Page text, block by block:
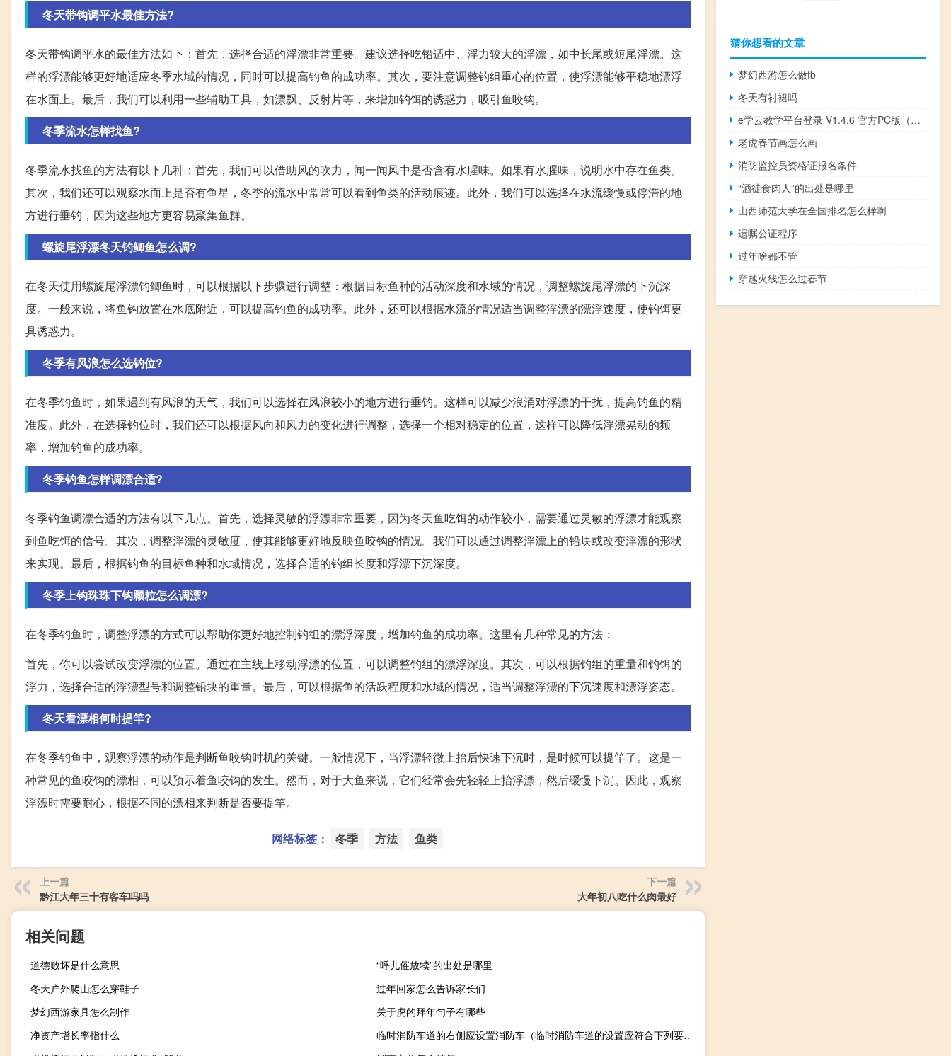
冬天带钩调平水最佳方法?
冬天带钩调平水的最佳方法如下：首先，选择合适的浮漂非常重要。建议选择吃铅适中、浮力较大的浮漂，如中长尾或短尾浮漂。这
样的浮漂能够更好地适应冬季水域的情况，同时可以提高钓鱼的成功率。其次，要注意调整钓组重心的位置，使浮漂能够平稳地漂浮
在水面上。最后，我们可以利用一些辅助工具，如漂飘、反射片等，来增加钓饵的诱惑力，吸引鱼咬钩。
冬季流水怎样找鱼?
冬季流水找鱼的方法有以下几种：首先，我们可以借助风的吹力，闻一闻风中是否含有水腥味。如果有水腥味，说明水中存在鱼类。
其次，我们还可以观察水面上是否有鱼星，冬季的流水中常常可以看到鱼类的活动痕迹。此外，我们可以选择在水流缓慢或停滞的地
方进行垂钓，因为这些地方更容易聚集鱼群。
螺旋尾浮漂冬天钓鲫鱼怎么调?
在冬天使用螺旋尾浮漂钓鲫鱼时，可以根据以下步骤进行调整：根据目标鱼种的活动深度和水域的情况，调整螺旋尾浮漂的下沉深
度。一般来说，将鱼钩放置在水底附近，可以提高钓鱼的成功率。此外，还可以根据水流的情况适当调整浮漂的漂浮速度，使钓饵更
具诱惑力。
冬季有风浪怎么选钓位?
在冬季钓鱼时，如果遇到有风浪的天气，我们可以选择在风浪较小的地方进行垂钓。这样可以减少浪涌对浮漂的干扰，提高钓鱼的精
准度。此外，在选择钓位时，我们还可以根据风向和风力的变化进行调整，选择一个相对稳定的位置，这样可以降低浮漂晃动的频
率，增加钓鱼的成功率。
冬季钓鱼怎样调漂合适?
冬季钓鱼调漂合适的方法有以下几点。首先，选择灵敏的浮漂非常重要，因为冬天鱼吃饵的动作较小，需要通过灵敏的浮漂才能观察
到鱼吃饵的信号。其次，调整浮漂的灵敏度，使其能够更好地反映鱼咬钩的情况。我们可以通过调整浮漂上的铅块或改变浮漂的形状
来实现。最后，根据钓鱼的目标鱼种和水域情况，选择合适的钓组长度和浮漂下沉深度。
冬季上钩珠珠下钩颗粒怎么调漂?
在冬季钓鱼时，调整浮漂的方式可以帮助你更好地控制钓组的漂浮深度，增加钓鱼的成功率。这里有几种常见的方法：
首先，你可以尝试改变浮漂的位置。通过在主线上移动浮漂的位置，可以调整钓组的漂浮深度。其次，可以根据钓组的重量和钓饵的
浮力，选择合适的浮漂型号和调整铅块的重量。最后，可以根据鱼的活跃程度和水域的情况，适当调整浮漂的下沉速度和漂浮姿态。
冬天看漂相何时提竿?
在冬季钓鱼中，观察浮漂的动作是判断鱼咬钩时机的关键。一般情况下，当浮漂轻微上抬后快速下沉时，是时候可以提竿了。这是一
种常见的鱼咬钩的漂相，可以预示着鱼咬钩的发生。然而，对于大鱼来说，它们经常会先轻轻上抬浮漂，然后缓慢下沉。因此，观察
浮漂时需要耐心，根据不同的漂相来判断是否要提竿。
网络标签： 冬季 方法 鱼类
上一篇
黔江大年三十有客车吗吗
下一篇
大年初八吃什么肉最好
相关问题
道德败坏是什么意思
“呼儿催放犊”的出处是哪里
冬天户外爬山怎么穿鞋子
过年回家怎么告诉家长们
梦幻西游家具怎么制作
关于虎的拜年句子有哪些
净资产增长率指什么
临时消防车道的右侧应设置消防车（临时消防车道的设置应符合下列要求）
猜你想看的文章
梦幻西游怎么做fb
冬天有衬裙吗
e学云教学平台登录 V1.4.6 官方PC版（e学云教学平台登录 V1.4.6 官方PC版功能简介）
老虎春节画怎么画
消防监控员资格证报名条件
“酒徒食肉人”的出处是哪里
山西师范大学在全国排名怎么样啊
遗嘱公证程序
过年啥都不管
穿越火线怎么过春节